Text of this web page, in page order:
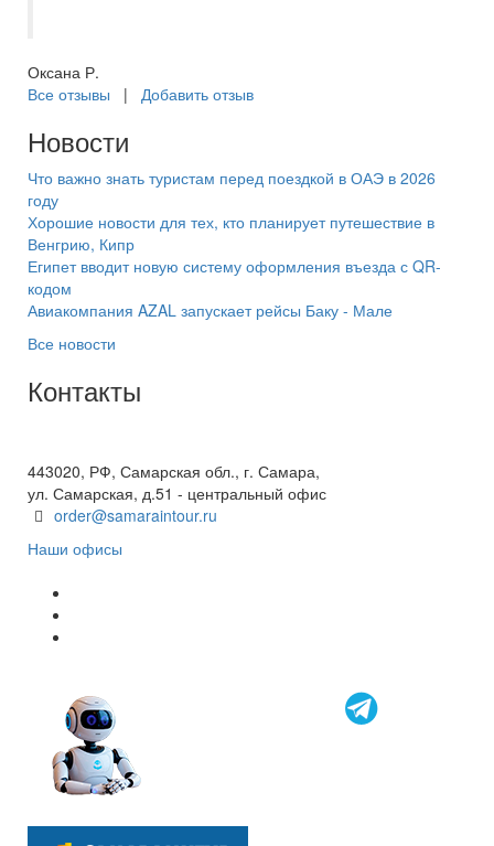
Оксана Р.
Все отзывы | Добавить отзыв
Новости
Что важно знать туристам перед поездкой в ОАЭ в 2026
году
Хорошие новости для тех, кто планирует путешествие в
Венгрию, Кипр
Египет вводит новую систему оформления въезда с QR-
кодом
Авиакомпания AZAL запускает рейсы Баку - Мале
Все новости
Контакты
443020, РФ, Самарская обл., г. Самара,
ул. Самарская, д.51 - центральный офис
order@samaraintour.ru
Наши офисы